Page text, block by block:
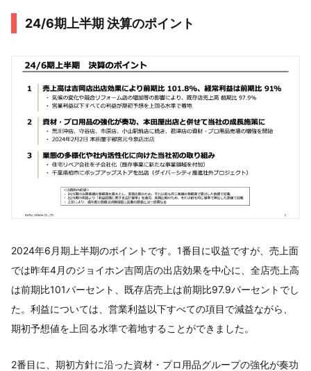
24/6期上半期 決算のポイント
2024年6月期上半期のポイントです。1番目に収益ですが、売上面
では昨年4月のジョイホン吉岡店の出店効果を中心に、全店売上高
は前期比101パーセント、既存店売上は前期比97.9パーセントでし
た。利益については、営業利益以下すべての項目で減益ながら、
期初予想値を上回る水準で着地することができました。
2番目に、期初方針に沿った資材・プロ用品グループの強化が奏功